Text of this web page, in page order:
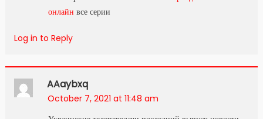
онлайн все серии
Log in to Reply
AAaybxq
October 7, 2021 at 11:48 am